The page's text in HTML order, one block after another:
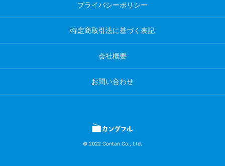
プライバシーポリシー
特定商取引法に基づく表記
会社概要
お問い合わせ
© 2022 Contan Co., Ltd.